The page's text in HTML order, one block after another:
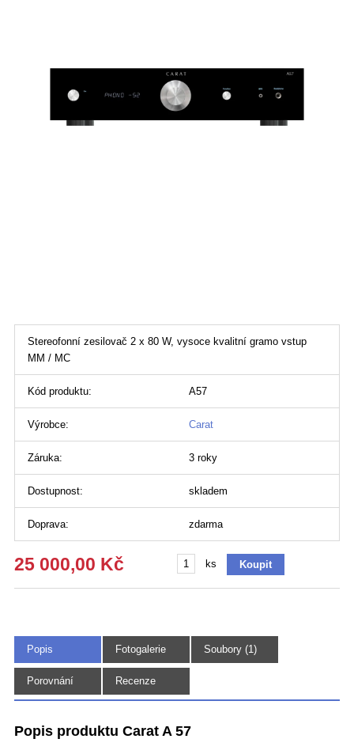
Stereofonní zesilovač 2 x 80 W, vysoce kvalitní gramo vstup
MM / MC
Kód produktu: A57
Výrobce: Carat
Záruka: 3 roky
Dostupnost: skladem
Doprava: zdarma
25 000,00 Kč ks
Popis Fotogalerie
(7)
Soubory (1)
Porovnání Recenze
Popis produktu Carat A 57